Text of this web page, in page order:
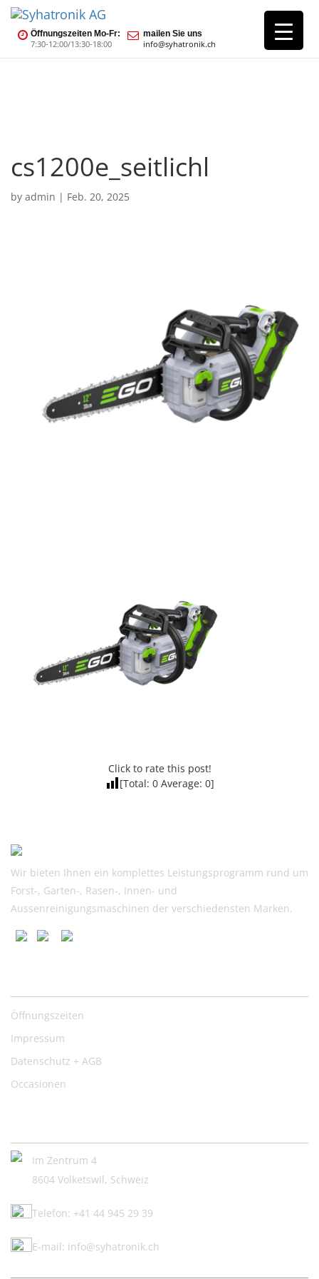
Öffnungszeiten Mo-Fr:
7:30-12:00/13:30-18:00
mailen Sie uns
info@syhatronik.ch
cs1200e_seitlichl
by admin | Feb. 20, 2025
Click to rate this post!
[Total: 0Average: 0]
Wir bieten Ihnen ein komplettes Leistungsprogramm rund um
Forst-, Garten-, Rasen-, Innen- und
Aussenreinigungsmaschinen der verschiedensten Marken.
Öffnungszeiten
Impressum
Datenschutz + AGB
Occasionen
Im Zentrum 4
8604 Volketswil, Schweiz
Telefon: +41 44 945 29 39
E-mail: info@syhatronik.ch